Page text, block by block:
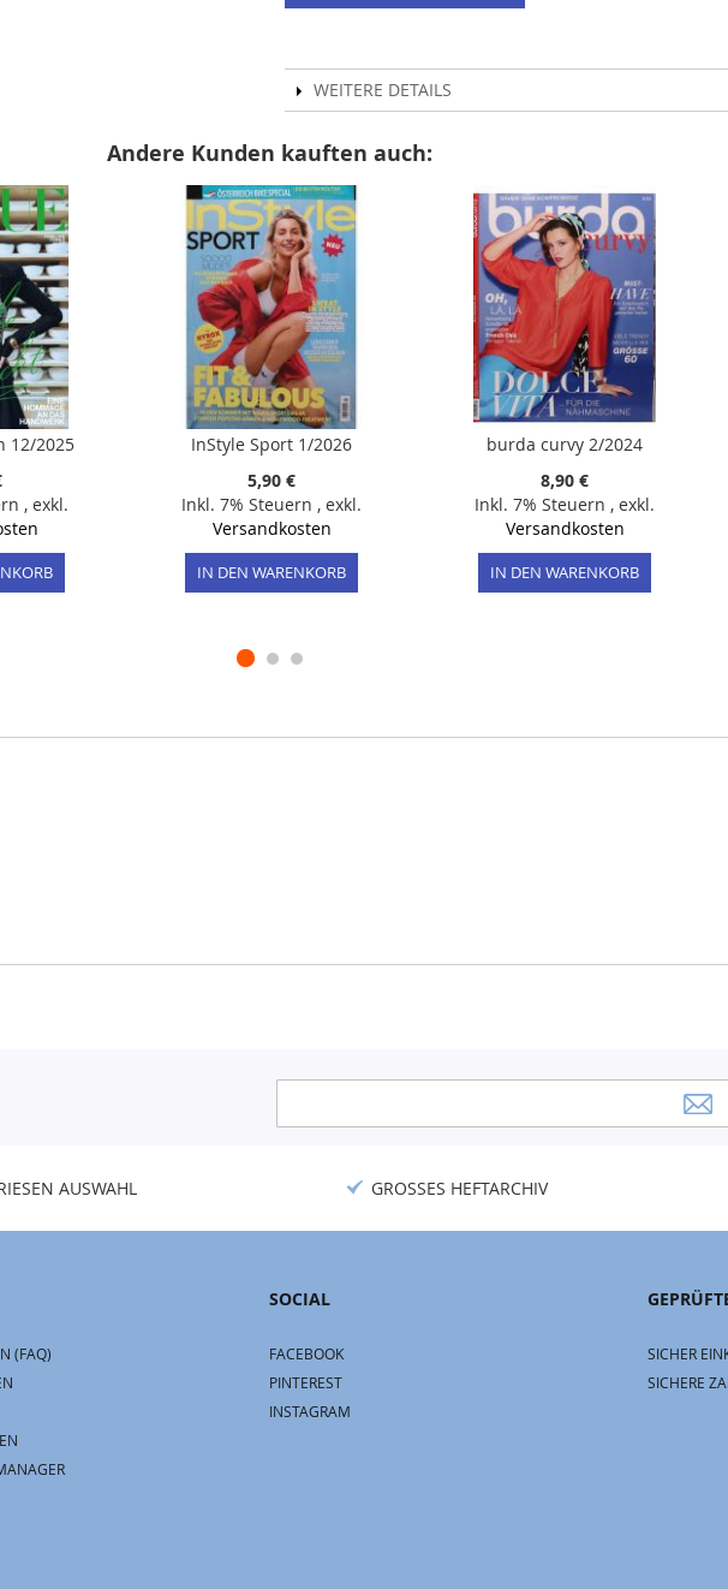
WEITERE DETAILS
Andere Kunden kauften auch:
12/2025
, exkl.
InStyle Sport 1/2026
5,90 €
Inkl. 7% Steuern , exkl.
Versandkosten
IN DEN WARENKORB
burda curvy 2/2024
8,90 €
Inkl. 7% Steuern , exkl.
Versandkosten
IN DEN WARENKORB
Newsletter:
AUSWAHL GROSSES HEFTARCHIV
(FAQ)
SOCIAL
FACEBOOK
PINTEREST
INSTAGRAM
SICHER
SICHERE